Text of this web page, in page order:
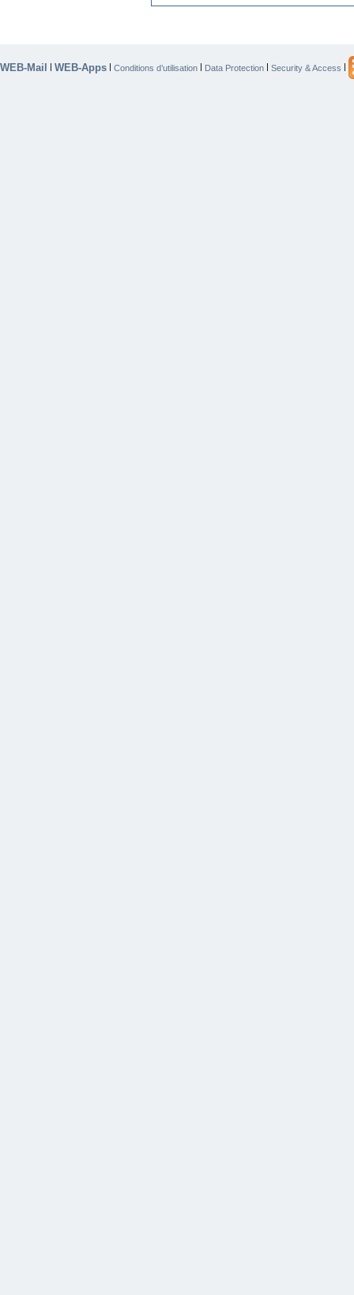
WEB-Mail | WEB-Apps | Conditions d’utilisation | Data Protection | Security & Access |